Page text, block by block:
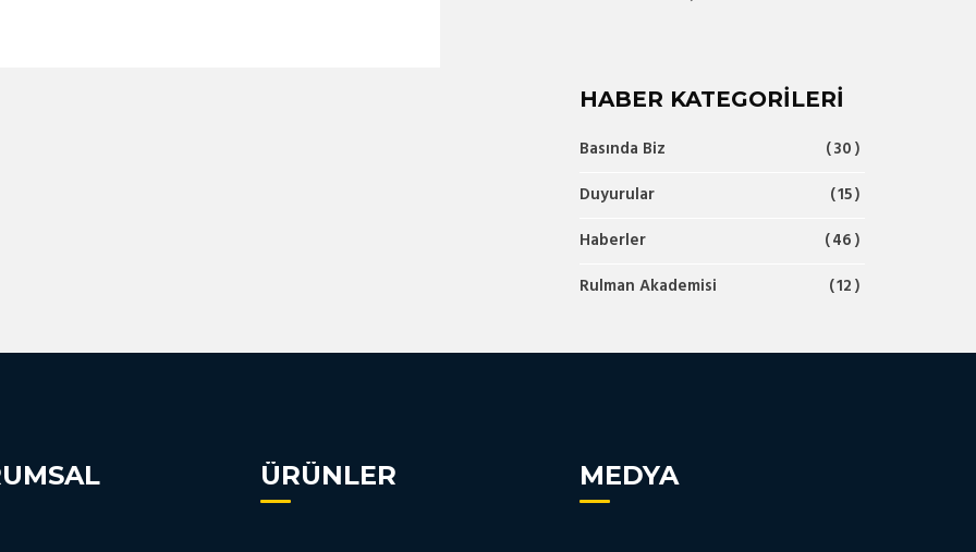
HABER KATEGORILERI
Basında Biz
30
Duyurular
15
Haberler
46
Rulman Akademisi
12
ÜRÜNLER MEDYA